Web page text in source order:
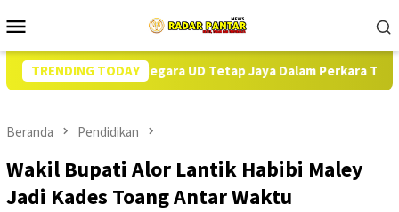
ke
Mobile
TRENDING TODAY
Negara UD Tetap Jaya Dalam Perkara TPIKOR DD di
Beranda Pendidikan
Wakil Bupati Alor Lantik Habibi Maley
Jadi Kades Toang Antar Waktu